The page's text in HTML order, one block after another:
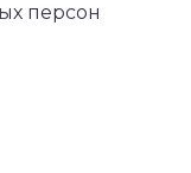
персон